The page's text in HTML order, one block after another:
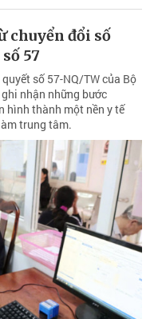
chuyển đổi số
57
số 57-NQ/TW của Bộ
nhận những bước
hình thành một nền y tế
trung tâm.